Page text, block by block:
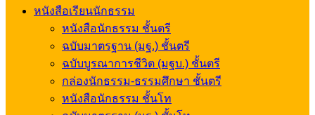
หนังสือเรียนนักธรรม
หนังสือนักธรรม ชั้นตรี
ฉบับมาตรฐาน (มฐ.) ชั้นตรี
ฉบับบูรณาการชีวิต (มฐบ.) ชั้นตรี
กล่องนักธรรม-ธรรมศึกษา ชั้นตรี
หนังสือนักธรรม ชั้นโท